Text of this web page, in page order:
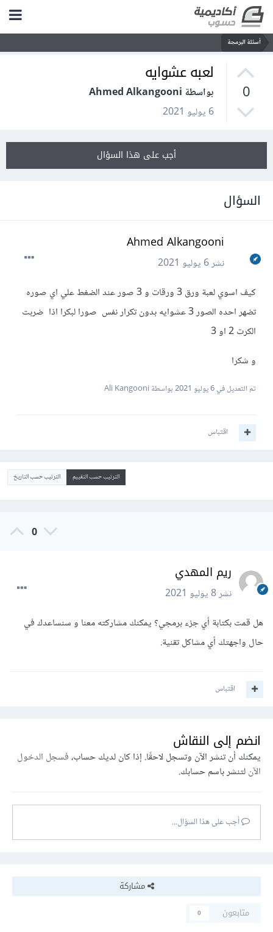
أسئلة البرمجة
0
لعبه عشوايه
بواسطة Ahmed Alkangooni
6 يوليو 2021
أجب على هذا السؤال
السؤال
Ahmed Alkangooni
نشر6 يوليو 2021
كيف اسوي لعبة ورق 3 ورقات و 3 صور عند الضغط علي اي صوره
تضهر احده الصور 3 عشوايه بدون تكرار نفس صورا لبكرا اذا ضربت
الكرت 2 او 3
و شكرا
تم التعديل في6 يوليو 2021 بواسطة Ali Kangooni
اقتباس
الترتيب حسب التقييم الترتيب حسب التاريخ
0
ريم المهدي
نشر8 يوليو 2021
هل قمت بكتابة أي جزء برمجي؟ يمكنك مشاركته معنا و سنساعدك في
حال واجهتك أي مشاكل تقنية.
اقتباس
انضم إلى النقاش
يمكنك أن تنشر الآن وتسجل لاحقًا. إذا كان لديك حساب،فسجل الدخول
الآنلتنشر باسم حسابك.
أجب على هذا السؤال...
مشاركة
متابعون
0